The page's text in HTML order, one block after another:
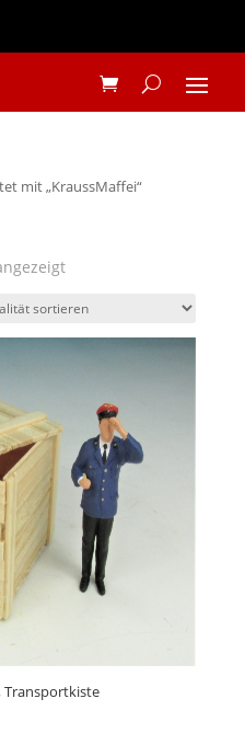
mit „KraussMaffei“
Nach
sortiert
Transportkiste